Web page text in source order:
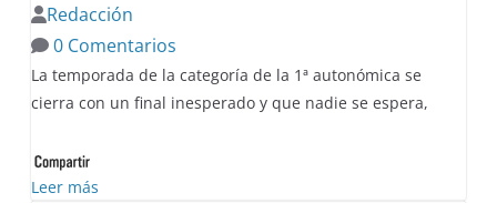
Redacción
0 Comentarios
La temporada de la categoría de la 1ª autonómica se
cierra con un final inesperado y que nadie se espera,
Leer más